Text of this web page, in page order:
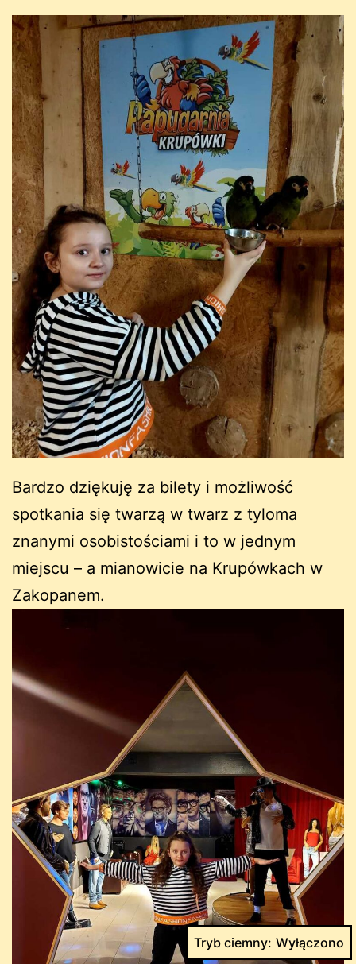
Bardzo dziękuję za bilety i możliwość
spotkania się twarzą w twarz z tyloma
znanymi osobistościami i to w jednym
miejscu – a mianowicie na Krupówkach w
Zakopanem.
Tryb ciemny: